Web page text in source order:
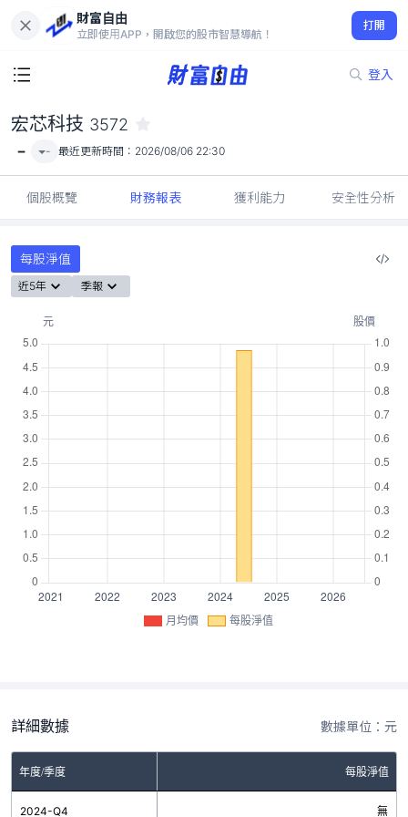
財富自由
立即使用APP，開啟您的股市智慧導航！
打開
登入
-
宏芯科技 3572
- - 最近更新時間： 2026/08/06 22:30
個股概覽 財務報表 獲利能力 安全性分析
每股淨值
近5年 季報
月均價 每股淨值
詳細數據 數據單位：元
年度/季度 每股淨值
2024-Q4 無